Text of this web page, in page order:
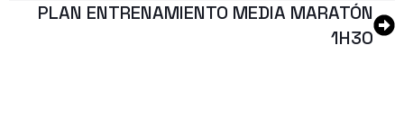
PLAN ENTRENAMIENTO MEDIA MARATÓN
1H30